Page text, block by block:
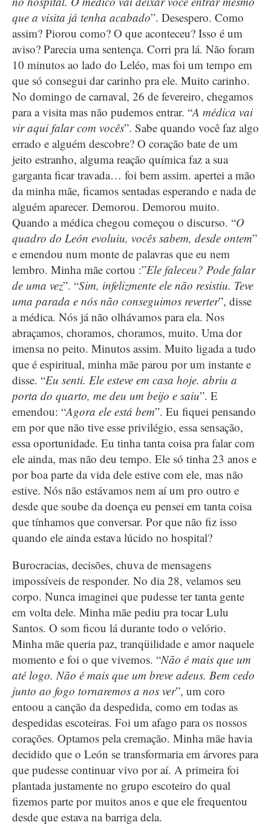
que a visita já tenha acabado”. Desespero. Como
assim? Piorou como? O que aconteceu? Isso é um
aviso? Parecia uma sentença. Corri pra lá. Não foram
10 minutos ao lado do Leléo, mas foi um tempo em
que só consegui dar carinho pra ele. Muito carinho.
No domingo de carnaval, 26 de fevereiro, chegamos
para a visita mas não pudemos entrar. “A médica vai
vir aqui falar com vocês”. Sabe quando você faz algo
errado e alguém descobre? O coração bate de um
jeito estranho, alguma reação química faz a sua
garganta ficar travada… foi bem assim. apertei a mão
da minha mãe, ficamos sentadas esperando e nada de
alguém aparecer. Demorou. Demorou muito.
Quando a médica chegou começou o discurso. “O
quadro do León evoluiu, vocês sabem, desde ontem”
e emendou num monte de palavras que eu nem
lembro. Minha mãe cortou :”Ele faleceu? Pode falar
de uma vez”. “Sim, infelizmente ele não resistiu. Teve
uma parada e nós não conseguimos reverter”, disse
a médica. Nós já não olhávamos para ela. Nos
abraçamos, choramos, choramos, muito. Uma dor
imensa no peito. Minutos assim. Muito ligada a tudo
que é espiritual, minha mãe parou por um instante e
disse. “Eu senti. Ele esteve em casa hoje. abriu a
porta do quarto, me deu um beijo e saiu”. E
emendou: “Agora ele está bem”. Eu fiquei pensando
em por que não tive esse privilégio, essa sensação,
essa oportunidade. Eu tinha tanta coisa pra falar com
ele ainda, mas não deu tempo. Ele só tinha 23 anos e
por boa parte da vida dele estive com ele, mas não
estive. Nós não estávamos nem aí um pro outro e
desde que soube da doença eu pensei em tanta coisa
que tínhamos que conversar. Por que não fiz isso
quando ele ainda estava lúcido no hospital?
Burocracias, decisões, chuva de mensagens
impossíveis de responder. No dia 28, velamos seu
corpo. Nunca imaginei que pudesse ter tanta gente
em volta dele. Minha mãe pediu pra tocar Lulu
Santos. O som ficou lá durante todo o velório.
Minha mãe queria paz, tranqüilidade e amor naquele
momento e foi o que vivemos. “Não é mais que um
até logo. Não é mais que um breve adeus. Bem cedo
junto ao fogo tornaremos a nos ver”, um coro
entoou a canção da despedida, como em todas as
despedidas escoteiras. Foi um afago para os nossos
corações. Optamos pela cremação. Minha mãe havia
decidido que o León se transformaria em árvores para
que pudesse continuar vivo por aí. A primeira foi
plantada justamente no grupo escoteiro do qual
fizemos parte por muitos anos e que ele frequentou
desde que estava na barriga dela.